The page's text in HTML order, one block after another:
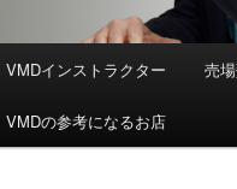
VMDインストラクター 売
VMDの参考になるお店